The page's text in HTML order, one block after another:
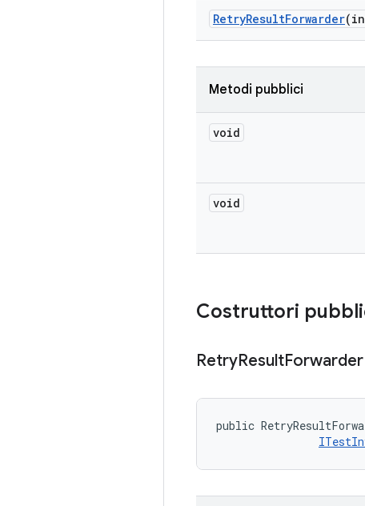
RetryResultForwarder
Metodi pubblici
void
void
Costruttori
RetryResultForwarder
public